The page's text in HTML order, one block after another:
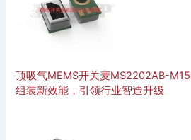
顶吸气MEMS开关麦MS2202AB-
组装新效能，引领行业智造升级